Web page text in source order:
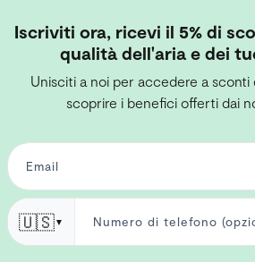
Iscriviti ora, ricevi il 5% di
qualità dell'aria e dei
Unisciti a noi per accedere a sconti
scoprire i benefici offerti dai
🇺🇸▼